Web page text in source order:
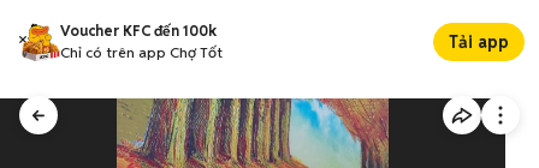
Voucher KFC đến 100k
Chỉ có trên app Chợ Tốt
Tải app